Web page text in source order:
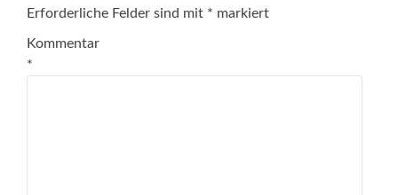
Erforderliche Felder sind mit * markiert
Kommentar
*